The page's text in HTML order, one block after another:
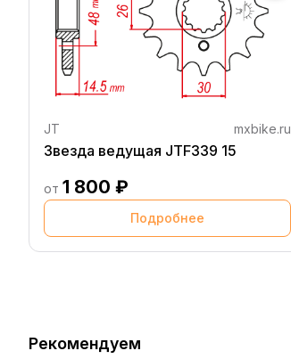
JT mxbike.ru
Звезда ведущая JTF339 15
от 1 800 ₽
Подробнее
Рекомендуем